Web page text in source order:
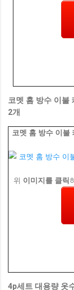
코멧 홈 방수 이불
2개
코멧 홈 방수 이
위 이미지를 클릭
4p세트 대용량 옷